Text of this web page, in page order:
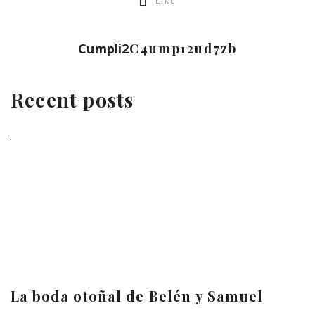
Cumpli2C4ump12ud7zb
Recent posts
La boda otoñal de Belén y Samuel